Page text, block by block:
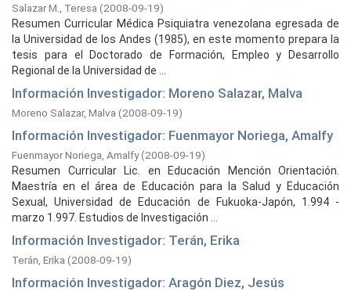
Salazar M., Teresa (2008-09-19)
Resumen Curricular Médica Psiquiatra venezolana egresada de
la Universidad de los Andes (1985), en este momento prepara la
tesis para el Doctorado de Formación, Empleo y Desarrollo
Regional de la Universidad de ...
Información Investigador: Moreno Salazar, Malva
Moreno Salazar, Malva (2008-09-19)
Información Investigador: Fuenmayor Noriega, Amalfy
Fuenmayor Noriega, Amalfy(2008-09-19)
Resumen Curricular Lic. en Educación Mención Orientación.
Maestría en el área de Educación para la Salud y Educación
Sexual, Universidad de Educación de Fukuoka-Japón, 1.994 -
marzo 1.997. Estudios de Investigación ...
Información Investigador: Terán, Erika
Terán, Erika (2008-09-19)
Información Investigador: Aragón Diez, Jesús